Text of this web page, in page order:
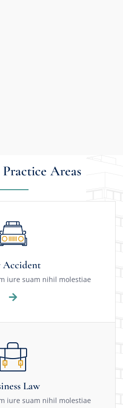
Areas
Accident
iure suam nihil molestiae
Law
iure suam nihil molestiae